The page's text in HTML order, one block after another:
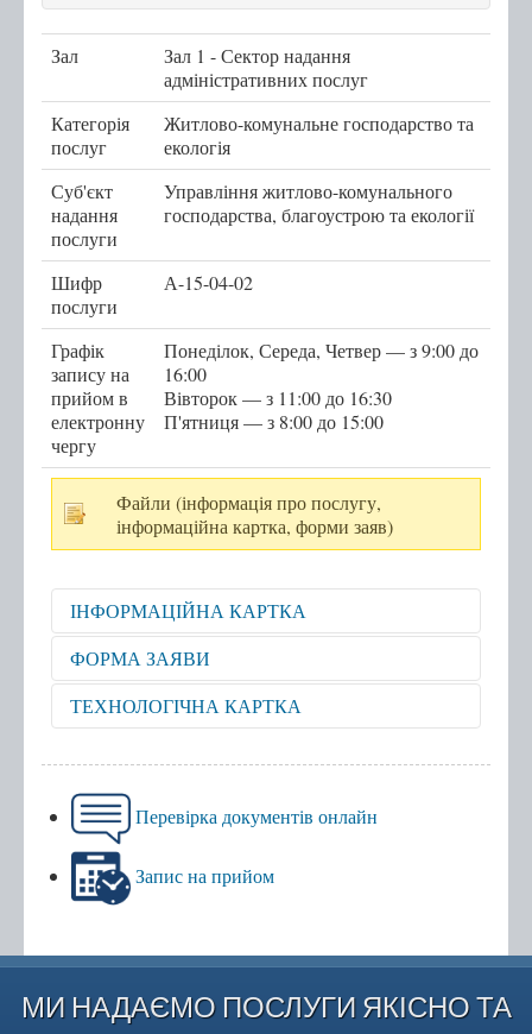
Послуги
Послуги передбачені для захисників та
захисниць
Тернопільська міська рада
Міністерство у справах ветеранів України
е-Ветеран
Послуги за категоріями
Послуги за суб'єктами надання
Перелік всіх послуг
Державні послуги онлайн
Запис на прийом
Черга
Мобільний адміністратор
Перелік категорій суб'єктів звернень
Перелік послуг
Контакти
Центр надання адміністративних послуг
Центр рекрутингу української армії
Зал
Зал 1 - Сектор надання
адміністративних послуг
Категорія
послуг
Житлово-комунальне господарство та
екологія
Суб'єкт
надання
послуги
Управління житлово-комунального
господарства, благоустрою та екології
Шифр
послуги
А-15-04-02
Графік
запису на
прийом в
електронну
чергу
Понеділок, Середа, Четвер — з 9:00 до
16:00
Вівторок — з 11:00 до 16:30
П'ятниця — з 8:00 до 15:00
Файли (інформація про послугу,
інформаційна картка, форми заяв)
ІНФОРМАЦІЙНА КАРТКА
Відкрити для перегляду
ФОРМА ЗАЯВИ
Відкрити для перегляду
ТЕХНОЛОГІЧНА КАРТКА
Перевірка документів онлайн
Запис на прийом
МИ НАДАЄМО ПОСЛУГИ ЯКІСНО ТА